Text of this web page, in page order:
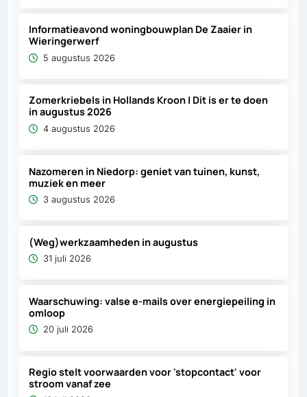
Informatieavond woningbouwplan De Zaaier in
Wieringerwerf
5 augustus 2026
Zomerkriebels in Hollands Kroon | Dit is er te doen
in augustus 2026
4 augustus 2026
Nazomeren in Niedorp: geniet van tuinen, kunst,
muziek en meer
3 augustus 2026
(Weg)werkzaamheden in augustus
31 juli 2026
Waarschuwing: valse e-mails over energiepeiling in
omloop
20 juli 2026
Regio stelt voorwaarden voor 'stopcontact' voor
stroom vanaf zee